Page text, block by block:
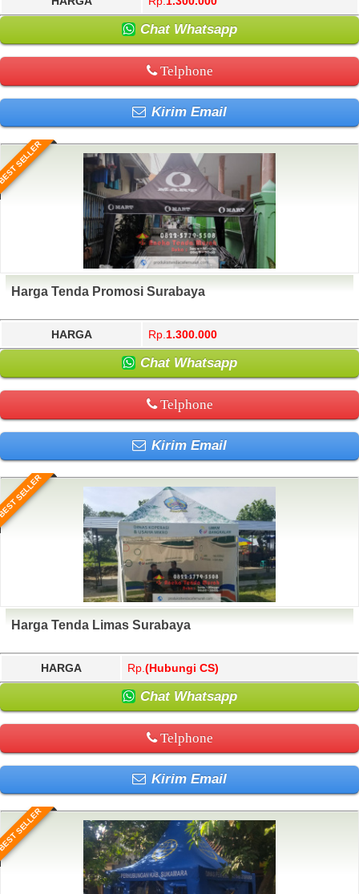
Chat Whatsapp
Telphone
Kirim Email
SELLER
Harga Tenda Promosi Surabaya
HARGA Rp. 1.300.000
Chat Whatsapp
Telphone
Kirim Email
SELLER
Harga Tenda Limas Surabaya
HARGA Rp. (Hubungi CS)
Chat Whatsapp
Telphone
Kirim Email
SELLER